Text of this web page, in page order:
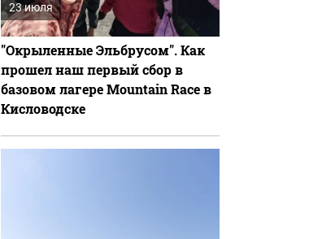
23 июля
"Окрыленные Эльбрусом". Как
прошел наш первый сбор в
базовом лагере Mountain Race в
Кисловодске